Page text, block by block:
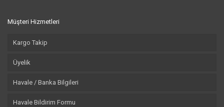
Müşteri Hizmetleri
Kargo Takip
Üyelik
Havale / Banka Bilgileri
Havale Bildirim Formu